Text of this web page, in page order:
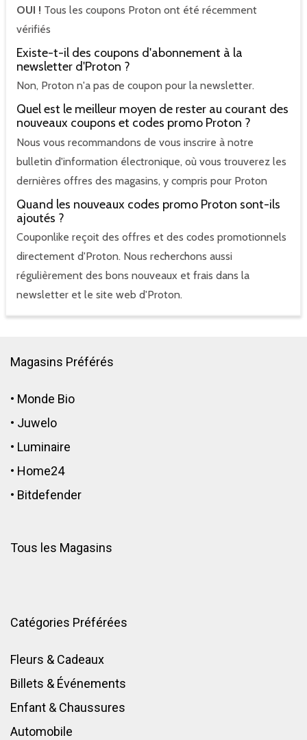
OUI ! Tous les coupons Proton ont été récemment
vérifiés
Existe-t-il des coupons d'abonnement à la
newsletter d'Proton ?
Non, Proton n'a pas de coupon pour la newsletter.
Quel est le meilleur moyen de rester au courant des
nouveaux coupons et codes promo Proton ?
Nous vous recommandons de vous inscrire à notre
bulletin d'information électronique, où vous trouverez les
dernières offres des magasins, y compris pour Proton
Quand les nouveaux codes promo Proton sont-ils
ajoutés ?
Couponlike reçoit des offres et des codes promotionnels
directement d'Proton. Nous recherchons aussi
régulièrement des bons nouveaux et frais dans la
newsletter et le site web d'Proton.
Magasins Préférés
• Monde Bio
• Juwelo
• Luminaire
• Home24
• Bitdefender
Tous les Magasins
Catégories Préférées
Fleurs & Cadeaux
Billets & Événements
Enfant & Chaussures
Automobile